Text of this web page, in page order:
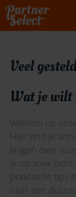
Ga
naar
de
Veel
Wat je wilt
Welkom op
Hier vind je
krijgen over
je op zoek
praktische tips
naar een